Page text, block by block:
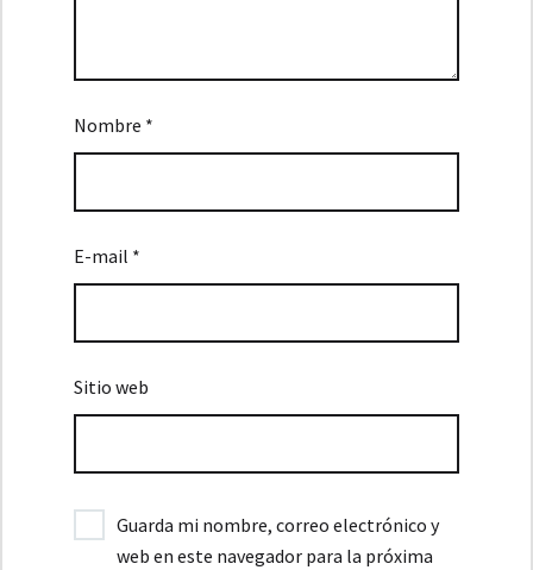
Nombre *
E-mail *
Sitio web
Guarda mi nombre, correo electrónico y
web en este navegador para la próxima